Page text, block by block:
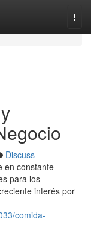
Discuss
en constante
para los
interés por
comida-